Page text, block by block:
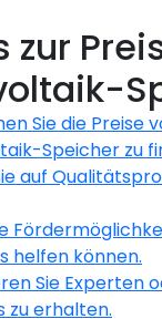
zur
Sie die Preise
Speicher zu
auf
helfen können.
Sie Experten
zu erhalten.